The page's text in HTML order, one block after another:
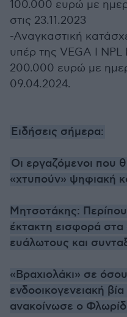
100.000 ευρώ με
στις 23.11.2023
-Αναγκαστική
υπέρ της VEGA I
200.000 ευρώ με
09.04.2024.
Ειδήσεις σήμερα:
Οι εργαζόμενοι που
«χτυπούν» ψηφιακή
Μητσοτάκης:
έκτακτη εισφορά στα
ευάλωτους και
«Βραχιολάκι» σε
ενδοοικογενειακή
ανακοίνωσε ο